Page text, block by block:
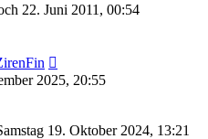
22. Juni 2011, 00:54
2025, 20:55
19. Oktober 2024, 13:21